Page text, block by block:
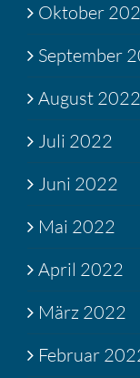
Oktober
September
August 2022
Juli 2022
Juni 2022
Mai 2022
April 2022
März 2022
Februar